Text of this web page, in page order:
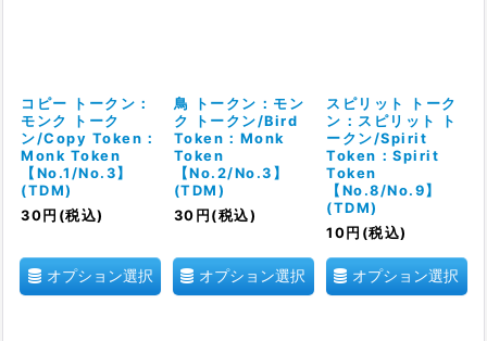
絞り込む
コピー トークン：
モンク トーク
ン/Copy Token：
Monk Token
【No.1/No.3】
(TDM)
30 円 (税込)
オプション選択
鳥 トークン：モン
ク トークン/Bird
Token：Monk
Token
【No.2/No.3】
(TDM)
30 円 (税込)
オプション選択
スピリット トーク
ン：スピリット ト
ークン/Spirit
Token：Spirit
Token
【No.8/No.9】
(TDM)
10 円 (税込)
オプション選択